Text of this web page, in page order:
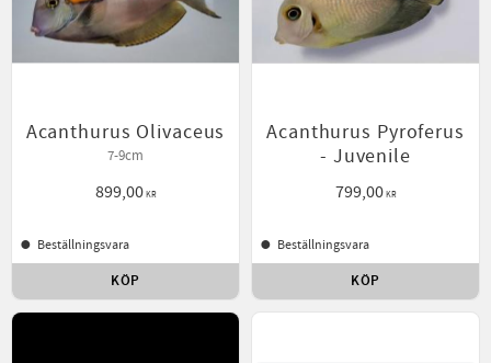
Acanthurus Olivaceus
7-9cm
899,00KR
Beställningsvara
KÖP
Acanthurus Pyroferus
- Juvenile
799,00KR
Beställningsvara
KÖP